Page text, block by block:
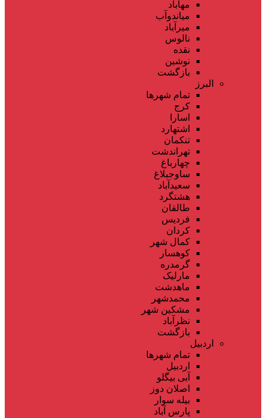
مهاباد
میاندوآب
میرآباد
نالوس
نقده
نوشین
بازگشت
البرز
تمام شهر‌ها
کرج
اسارا
اشتهارد
تنکمان
تهراندشت
چهارباغ
ساوجبلاغ
سعیدآباد
هشتگرد
طالقان
فردیس
کردان
کمال شهر
کوهسار
گرمدره
مارلیک
ماهدشت
محمدشهر
مشکین شهر
نظرآباد
بازگشت
اردبیل
تمام شهر‌ها
اردبیل
آبی بیگلو
اصلان دوز
بیله سوار
پارس آباد